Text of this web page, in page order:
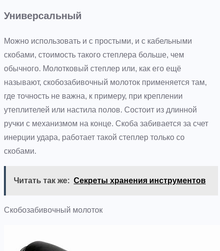
Универсальный
Можно использовать и с простыми, и с кабельными
скобами, стоимость такого степлера больше, чем
обычного. Молотковый степлер или, как его ещё
называют, скобозабивочный молоток применяется там,
где точность не важна, к примеру, при креплении
утеплителей или настила полов. Состоит из длинной
ручки с механизмом на конце. Скоба забивается за счет
инерции удара, работает такой степлер только со
скобами.
Читать так же: Секреты хранения инструментов
Скобозабивочный молоток